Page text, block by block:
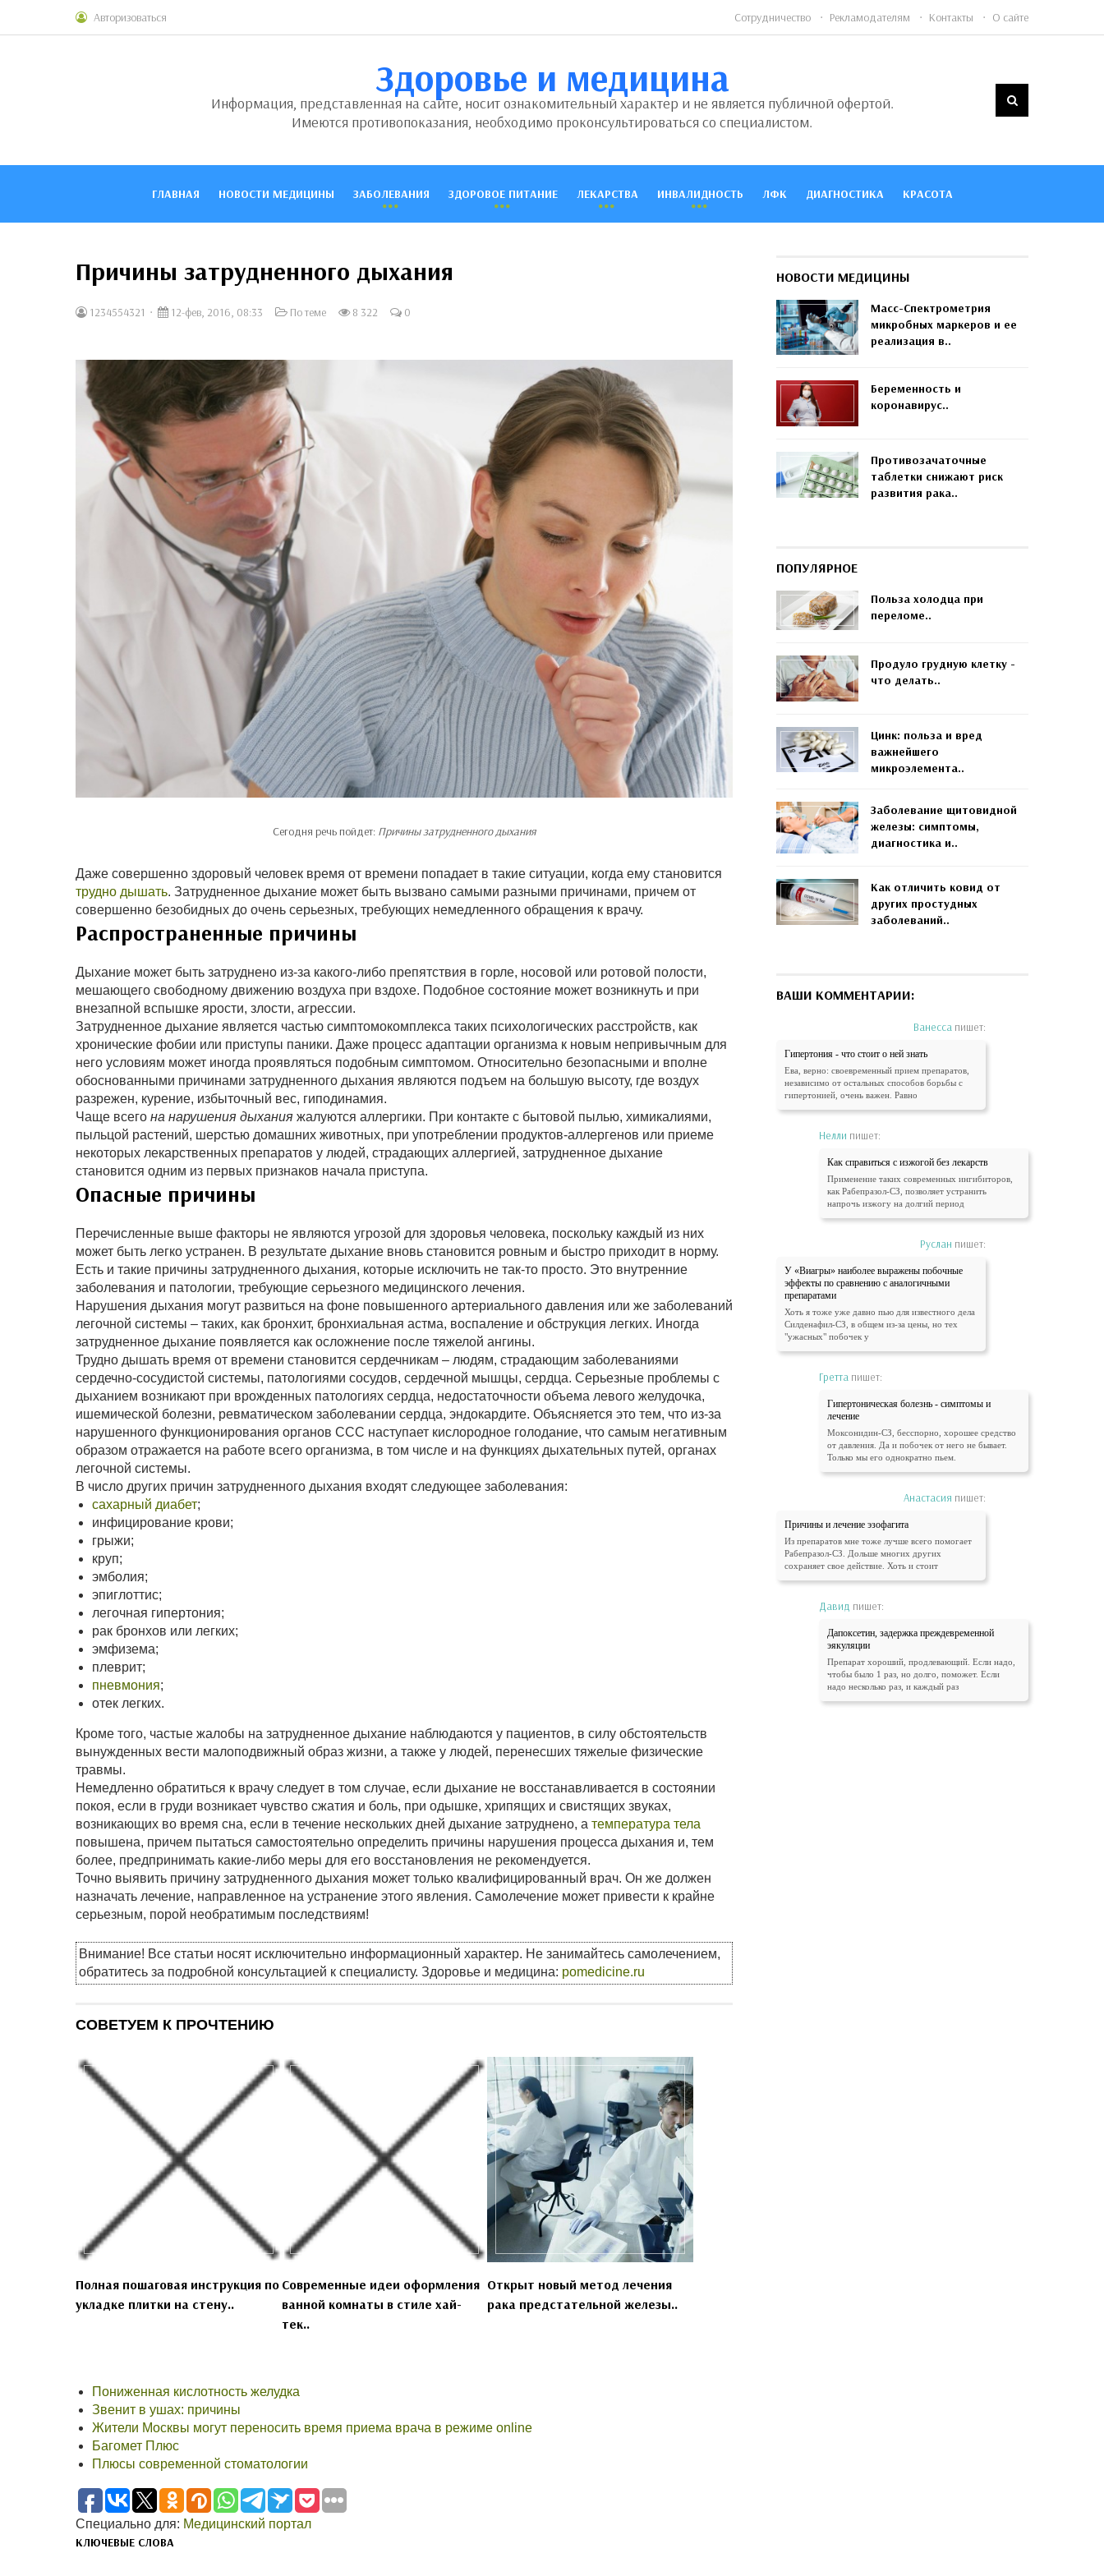
Авторизоваться Сотрудничество Рекламодателям Контакты О сайте
Здоровье и медицина
Информация, представленная на сайте, носит ознакомительный характер и не является публичной офертой.
Имеются противопоказания, необходимо проконсультироваться со специалистом.
ГЛАВНАЯ НОВОСТИ МЕДИЦИНЫ ЗАБОЛЕВАНИЯ ЗДОРОВОЕ ПИТАНИЕ ЛЕКАРСТВА ИНВАЛИДНОСТЬ ЛФК ДИАГНОСТИКА КРАСОТА
Причины затрудненного дыхания
1234554321 12-фев, 2016, 08:33 По теме 8 322 0
Сегодня речь пойдет: Причины затрудненного дыхания
Даже совершенно здоровый человек время от времени попадает в такие ситуации, когда ему становится
трудно дышать. Затрудненное дыхание может быть вызвано самыми разными причинами, причем от
совершенно безобидных до очень серьезных, требующих немедленного обращения к врачу.
Распространенные причины
Дыхание может быть затруднено из-за какого-либо препятствия в горле, носовой или ротовой полости,
мешающего свободному движению воздуха при вздохе. Подобное состояние может возникнуть и при
внезапной вспышке ярости, злости, агрессии.
Затрудненное дыхание является частью симптомокомплекса таких психологических расстройств, как
хронические фобии или приступы паники. Даже процесс адаптации организма к новым непривычным для
него условиям может иногда проявляться подобным симптомом. Относительно безопасными и вполне
обоснованными причинами затрудненного дыхания являются подъем на большую высоту, где воздух
разрежен, курение, избыточный вес, гиподинамия.
Чаще всего на нарушения дыхания жалуются аллергики. При контакте с бытовой пылью, химикалиями,
пыльцой растений, шерстью домашних животных, при употреблении продуктов-аллергенов или приеме
некоторых лекарственных препаратов у людей, страдающих аллергией, затрудненное дыхание
становится одним из первых признаков начала приступа.
Опасные причины
Перечисленные выше факторы не являются угрозой для здоровья человека, поскольку каждый из них
может быть легко устранен. В результате дыхание вновь становится ровным и быстро приходит в норму.
Есть и такие причины затрудненного дыхания, которые исключить не так-то просто. Это внутренние
заболевания и патологии, требующие серьезного медицинского лечения.
Нарушения дыхания могут развиться на фоне повышенного артериального давления или же заболеваний
легочной системы – таких, как бронхит, бронхиальная астма, воспаление и обструкция легких. Иногда
затрудненное дыхание появляется как осложнение после тяжелой ангины.
Трудно дышать время от времени становится сердечникам – людям, страдающим заболеваниями
сердечно-сосудистой системы, патологиями сосудов, сердечной мышцы, сердца. Серьезные проблемы с
дыханием возникают при врожденных патологиях сердца, недостаточности объема левого желудочка,
ишемической болезни, ревматическом заболевании сердца, эндокардите. Объясняется это тем, что из-за
нарушенного функционирования органов ССС наступает кислородное голодание, что самым негативным
образом отражается на работе всего организма, в том числе и на функциях дыхательных путей, органах
легочной системы.
В число других причин затрудненного дыхания входят следующее заболевания:
сахарный диабет;
инфицирование крови;
грыжи;
круп;
эмболия;
эпиглоттис;
легочная гипертония;
рак бронхов или легких;
эмфизема;
плеврит;
пневмония;
отек легких.
Кроме того, частые жалобы на затрудненное дыхание наблюдаются у пациентов, в силу обстоятельств
вынужденных вести малоподвижный образ жизни, а также у людей, перенесших тяжелые физические
травмы.
Немедленно обратиться к врачу следует в том случае, если дыхание не восстанавливается в состоянии
покоя, если в груди возникает чувство сжатия и боль, при одышке, хрипящих и свистящих звуках,
возникающих во время сна, если в течение нескольких дней дыхание затруднено, а температура тела
повышена, причем пытаться самостоятельно определить причины нарушения процесса дыхания и, тем
более, предпринимать какие-либо меры для его восстановления не рекомендуется.
Точно выявить причину затрудненного дыхания может только квалифицированный врач. Он же должен
назначать лечение, направленное на устранение этого явления. Самолечение может привести к крайне
серьезным, порой необратимым последствиям!
Внимание! Все статьи носят исключительно информационный характер. Не занимайтесь самолечением,
обратитесь за подробной консультацией к специалисту. Здоровье и медицина: pomedicine.ru
СОВЕТУЕМ К ПРОЧТЕНИЮ
Полная пошаговая инструкция по
укладке плитки на стену..
Современные идеи оформления
ванной комнаты в стиле хай-
тек..
Открыт новый метод лечения
рака предстательной железы..
Пониженная кислотность желудка
Звенит в ушах: причины
Жители Москвы могут переносить время приема врача в режиме online
Багомет Плюс
Плюсы современной стоматологии
Специально для: Медицинский портал
КЛЮЧЕВЫЕ СЛОВА
НОВОСТИ МЕДИЦИНЫ
Масс-Спектрометрия
микробных маркеров и ее
реализация в..
Беременность и
коронавирус..
Противозачаточные
таблетки снижают риск
развития рака..
ПОПУЛЯРНОЕ
Польза холодца при
переломе..
Продуло грудную клетку -
что делать..
Цинк: польза и вред
важнейшего
микроэлемента..
Заболевание щитовидной
железы: симптомы,
диагностика и..
Как отличить ковид от
других простудных
заболеваний..
ВАШИ КОММЕНТАРИИ:
Ванесса пишет:
Гипертония - что стоит о ней знать
Ева, верно: своевременный прием препаратов,
независимо от остальных способов борьбы с
гипертонией, очень важен. Равно
Нелли пишет:
Как справиться с изжогой без лекарств
Применение таких современных ингибиторов,
как Рабепразол-СЗ, позволяет устранить
напрочь изжогу на долгий период
Руслан пишет:
У «Виагры» наиболее выражены побочные
эффекты по сравнению с аналогичными
препаратами
Хоть я тоже уже давно пью для известного дела
Силденафил-СЗ, в общем из-за цены, но тех
"ужасных" побочек у
Гретта пишет:
Гипертоническая болезнь - симптомы и
лечение
Моксонидин-СЗ, бесспорно, хорошее средство
от давления. Да и побочек от него не бывает.
Только мы его однократно пьем.
Анастасия пишет:
Причины и лечение эзофагита
Из препаратов мне тоже лучше всего помогает
Рабепразол-СЗ. Дольше многих других
сохраняет свое действие. Хоть и стоит
Давид пишет:
Дапоксетин, задержка преждевременной
эякуляции
Препарат хороший, продлевающий. Если надо,
чтобы было 1 раз, но долго, поможет. Если
надо несколько раз, и каждый раз